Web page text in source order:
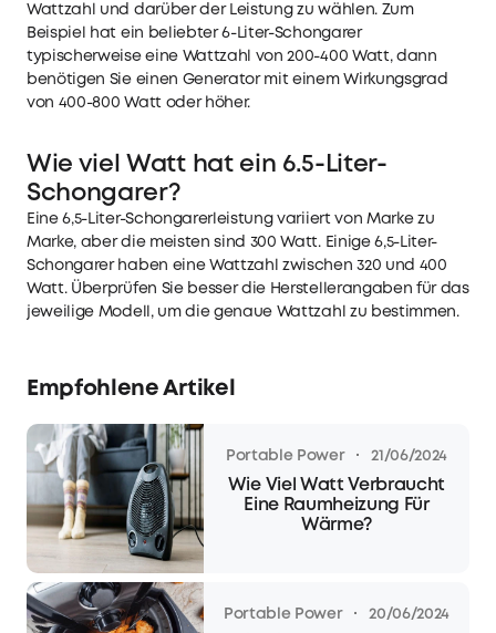
Wattzahl und darüber der Leistung zu wählen. Zum
Beispiel hat ein beliebter 6-Liter-Schongarer
typischerweise eine Wattzahl von 200-400 Watt, dann
benötigen Sie einen Generator mit einem Wirkungsgrad
von 400-800 Watt oder höher.
Wie viel Watt hat ein 6.5-Liter-
Schongarer?
Eine 6,5-Liter-Schongarerleistung variiert von Marke zu
Marke, aber die meisten sind 300 Watt. Einige 6,5-Liter-
Schongarer haben eine Wattzahl zwischen 320 und 400
Watt. Überprüfen Sie besser die Herstellerangaben für das
jeweilige Modell, um die genaue Wattzahl zu bestimmen.
Empfohlene Artikel
Portable Power · 21/06/2024
Wie Viel Watt Verbraucht
Eine Raumheizung Für
Wärme?
Portable Power · 20/06/2024